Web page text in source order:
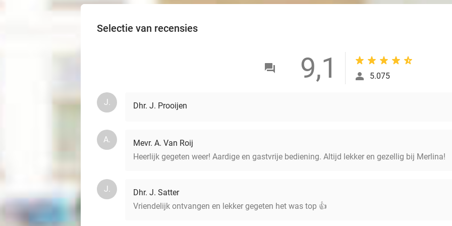
Selectie van recensies
9,1 5.075
J. Dhr. J. Prooijen
A.
Mevr. A. Van Roij
Heerlijk gegeten weer! Aardige en gastvrije bediening. Altijd lekker en gezellig bij Merlina!
J.
Dhr. J. Satter
Vriendelijk ontvangen en lekker gegeten het was top 👍